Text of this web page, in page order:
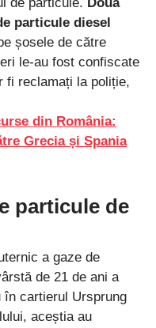
particule diesel
șosele de către
le-au fost confiscate
fi reclamați la poliție,
din România:
Grecia și Spania
particule de
a gaze de
de 21 de ani a
cartierul Ursprung
aceștia au